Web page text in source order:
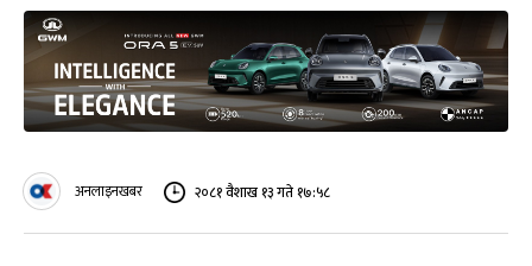
अनलाइनखबर २०८१ वैशाख १३ गते १७:५८